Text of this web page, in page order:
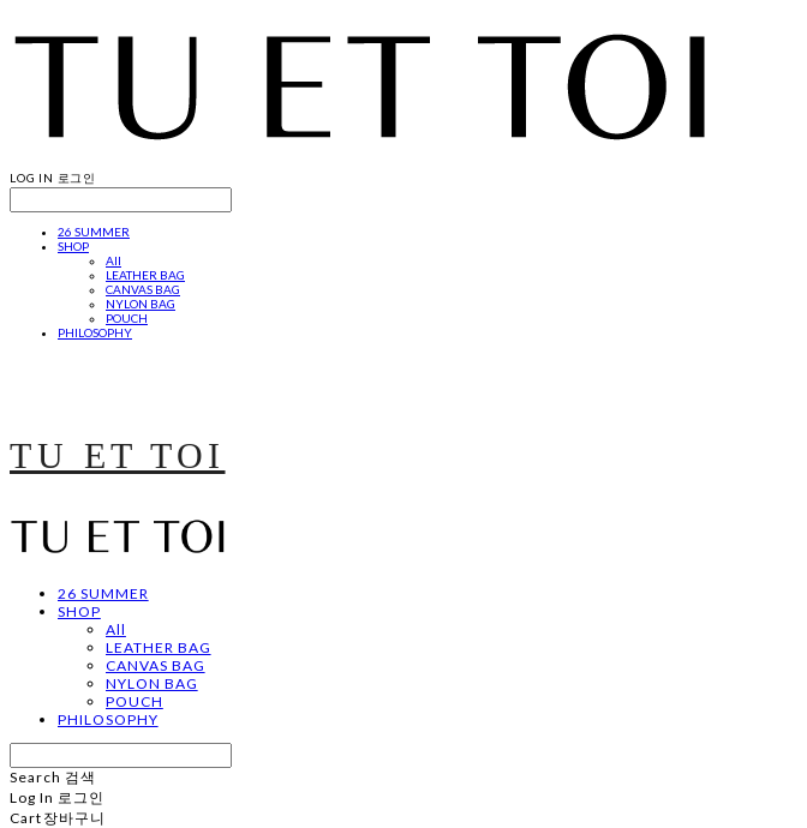
LOG IN 로그인
26 SUMMER
SHOP
All
LEATHER BAG
CANVAS BAG
NYLON BAG
POUCH
PHILOSOPHY
TU ET TOI
26 SUMMER
SHOP
All
LEATHER BAG
CANVAS BAG
NYLON BAG
POUCH
PHILOSOPHY
Search 검색
Log In 로그인
Cart 장바구니